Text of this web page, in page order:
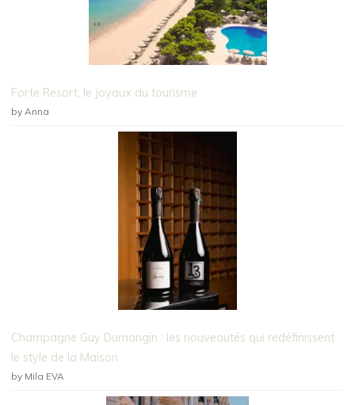
Forte Resort, le joyaux du tourisme
by Anna
Champagne Guy Dumangin : les nouveautés qui redéfinissent
le style de la Maison
by Mila EVA